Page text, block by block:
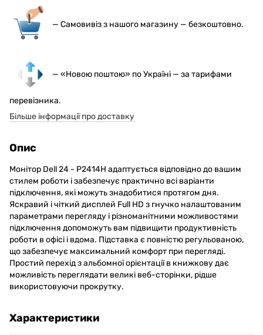
— Самовивіз з нашого магазину — безкоштовно.
— «Новою поштою» по Україні — за тарифами
перевізника.
Більше інформації про доставку
Опис
Монітор Dell 24 - P2414H адаптується відповідно до вашим
стилем роботи і забезпечує практично всі варіанти
підключення, які можуть знадобитися протягом дня.
Яскравий і чіткий дисплей Full HD з гнучко налаштованим
параметрами перегляду і різноманітними можливостями
підключення допоможуть вам підвищити продуктивність
роботи в офісі і вдома. Підставка є повністю регульованою,
що забезпечує максимальний комфорт при перегляді.
Простий перехід з альбомної орієнтації в книжкову дає
можливість переглядати великі веб-сторінки, рідше
використовуючи прокрутку.
Характеристики